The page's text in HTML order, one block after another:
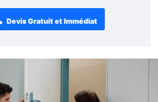
Devis Gratuit et Immédiat